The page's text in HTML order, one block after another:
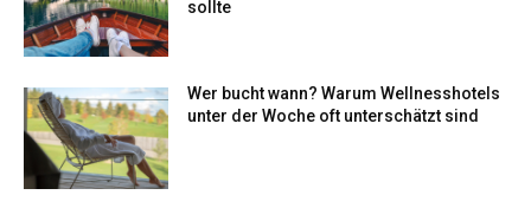
sollte
Wer bucht wann? Warum Wellnesshotels
unter der Woche oft unterschätzt sind